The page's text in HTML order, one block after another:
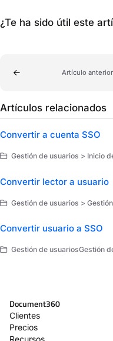
¿Te ha sido útil este
Artículo anterior
Artículos relacionados
Convertir a cuenta SSO
Gestión de usuarios > Inicio de
Convertir lector a usuario
Gestión de usuarios >
Convertir usuario a SSO
Gestión de usuariosGestión
Document360
Clientes
Precios
Recursos